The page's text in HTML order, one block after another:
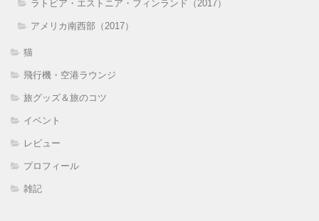
ラトビア・エストニア・フィンランド（2017）
アメリカ南西部（2017）
猫
飛行機・空港ラウンジ
旅グッズ＆旅のコツ
イベント
レビュー
プロフィール
雑記